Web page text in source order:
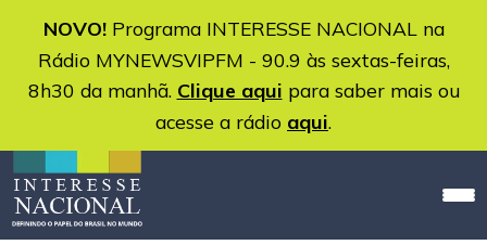
NOVO!Programa INTERESSE NACIONAL na
Rádio MYNEWSVIPFM - 90.9 às sextas-feiras,
8h30 da manhã. Clique aqui para saber mais ou
acesse a rádio aqui.